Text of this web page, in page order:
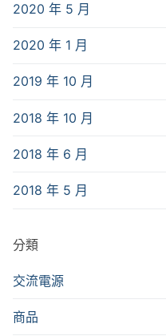
2020 年 5 月
2020 年 1 月
2019 年 10 月
2018 年 10 月
2018 年 6 月
2018 年 5 月
分類
交流電源
商品